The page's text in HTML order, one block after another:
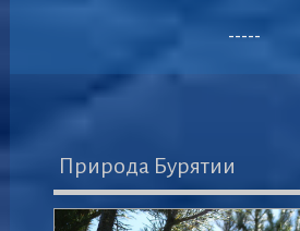
-----
Природа Бурятии